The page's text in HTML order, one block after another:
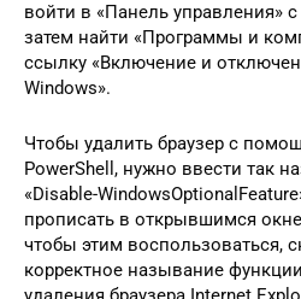
войти в «Панель управления»
затем найти «Программы и
ссылку «Включение и
Windows».
Чтобы удалить браузер с
PowerShell, нужно ввести так
«Disable-
прописать в открывшимся
чтобы этим воспользоваться,
корректное называние